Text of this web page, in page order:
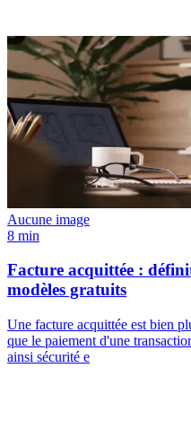
Aucune image
8 min
Facture acquittée :
modèles gratuits
Une facture acquittée est bien
que le paiement d'une
ainsi sécurité e